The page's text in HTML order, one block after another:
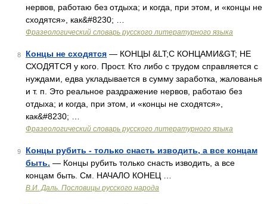
нервов, работаю без отдыха; и когда, при этом, и «концы не
сходятся», как&#8230; …
Фразеологический словарь русского литературного языка
8 Концы не сходятся — КОНЦЫ &LT;С КОНЦАМИ&GT; НЕ
СХОДЯТСЯ у кого. Прост. Кто либо с трудом справляется с
нуждами, едва укладывается в сумму заработка, жалованья
и т. п. Это реальное раздражение нервов, работаю без
отдыха; и когда, при этом, и «концы не сходятся»,
как&#8230; …
Фразеологический словарь русского литературного языка
9
Концы рубить - только снасть изводить, а все концам
быть. — Концы рубить только снасть изводить, а все
концам быть. См. НАЧАЛО КОНЕЦ …
В.И. Даль. Пословицы русского народа